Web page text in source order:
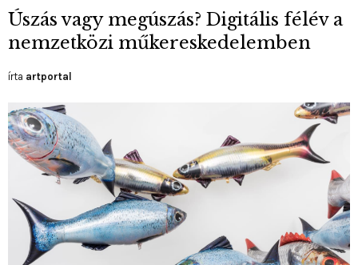
Úszás vagy megúszás? Digitális félév a
nemzetközi műkereskedelemben
írta artportal